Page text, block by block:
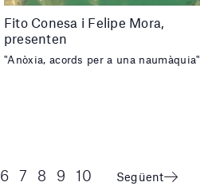
Fito Conesa i Felipe Mora,
presenten
"Anòxia, acords per a una naumàquia"
6 7 8 9 10 Següent